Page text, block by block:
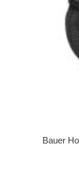
Bauer